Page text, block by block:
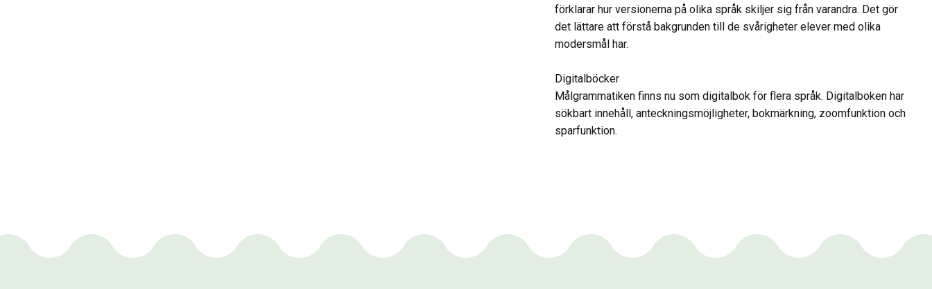
förklarar hur versionerna på olika språk skiljer sig från varandra. Det gör
det lättare att förstå bakgrunden till de svårigheter elever med olika
modersmål har.
Digitalböcker
Målgrammatiken finns nu som digitalbok för flera språk. Digitalboken har
sökbart innehåll, anteckningsmöjligheter, bokmärkning, zoomfunktion och
sparfunktion.